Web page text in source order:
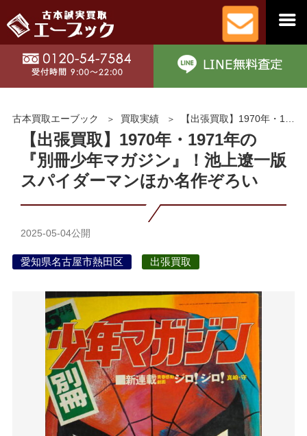
古本買取エーブック 買取実績 【出張買取】1970年・1971年の『別冊少年マガジン』！池上遼一版スパイダーマンほか名作ぞろい
【出張買取】1970年・1971年の
『別冊少年マガジン』！池上遼一版
スパイダーマンほか名作ぞろい
2025-05-04公開
愛知県名古屋市熱田区 出張買取